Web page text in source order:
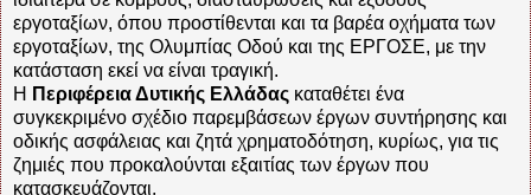
εργοταξίων, όπου προστίθενται και τα βαρέα οχήματα των
εργοταξίων, της Ολυμπίας Οδού και της ΕΡΓΟΣΕ, με την
κατάσταση εκεί να είναι τραγική.
Η Περιφέρεια Δυτικής Ελλάδας καταθέτει ένα
συγκεκριμένο σχέδιο παρεμβάσεων έργων συντήρησης και
οδικής ασφάλειας και ζητά χρηματοδότηση, κυρίως, για τις
ζημιές που προκαλούνται εξαιτίας των έργων που
κατασκευάζονται.